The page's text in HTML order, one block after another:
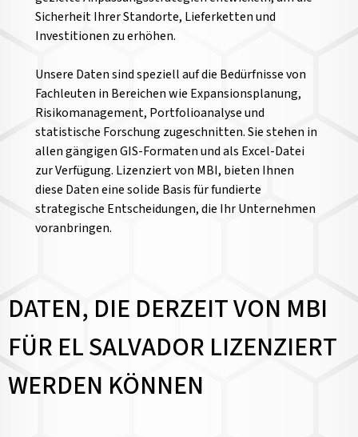
Sicherheit Ihrer Standorte, Lieferketten und
Investitionen zu erhöhen.
Unsere Daten sind speziell auf die Bedürfnisse von
Fachleuten in Bereichen wie Expansionsplanung,
Risikomanagement, Portfolioanalyse und
statistische Forschung zugeschnitten. Sie stehen in
allen gängigen GIS-Formaten und als Excel-Datei
zur Verfügung. Lizenziert von MBI, bieten Ihnen
diese Daten eine solide Basis für fundierte
strategische Entscheidungen, die Ihr Unternehmen
voranbringen.
DATEN, DIE DERZEIT VON MBI
FÜR EL SALVADOR LIZENZIERT
WERDEN KÖNNEN